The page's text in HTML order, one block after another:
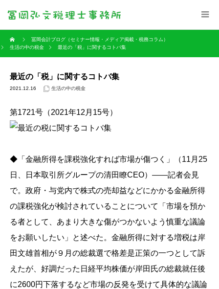
冨岡会計ブログ（セミナー情報・メディア掲載・税務コラム）
生活の中の税金
最近の「税」に関するコトバ集
最近の「税」に関するコトバ集
2021.12.16 生活の中の税金
第1721号（2021年12月15号）
◆「金融所得を課税強化すれば市場が傷つく」（11月25
日、日本取引所グループの清田瞭CEO）――記者会見
で。政府・与党内で株式の売却益などにかかる金融所得
の課税強化が検討されていることについて「市場を預か
る者として、あまり大きな傷がつかないよう慎重な議論
をお願いしたい」と述べた。金融所得に対する増税は岸
田文雄首相が９月の総裁選で格差是正策の一つとして訴
えたが、好調だった日経平均株価が岸田氏の総裁就任後
に2600円下落するなど市場の反発を受けて具体的な議論